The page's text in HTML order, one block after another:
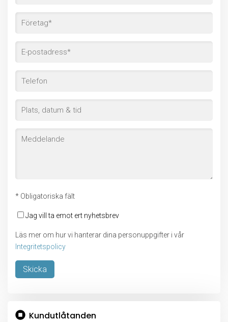
* Obligatoriska fält
Jag vill ta emot ert nyhetsbrev
Läs mer om hur vi hanterar dina personuppgifter i vår
Integritetspolicy
Kundutlåtanden